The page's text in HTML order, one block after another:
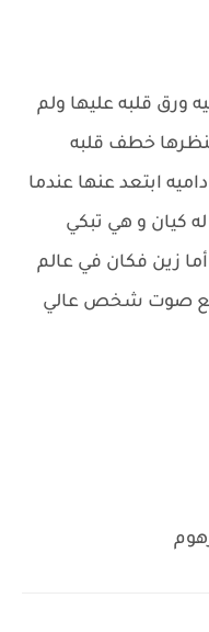
ورق قلبه عليها ولم
خطف قلبه
ابتعد عنها عندما
كيان و هي تبكي
زين فكان في عالم
صوت شخص عالي